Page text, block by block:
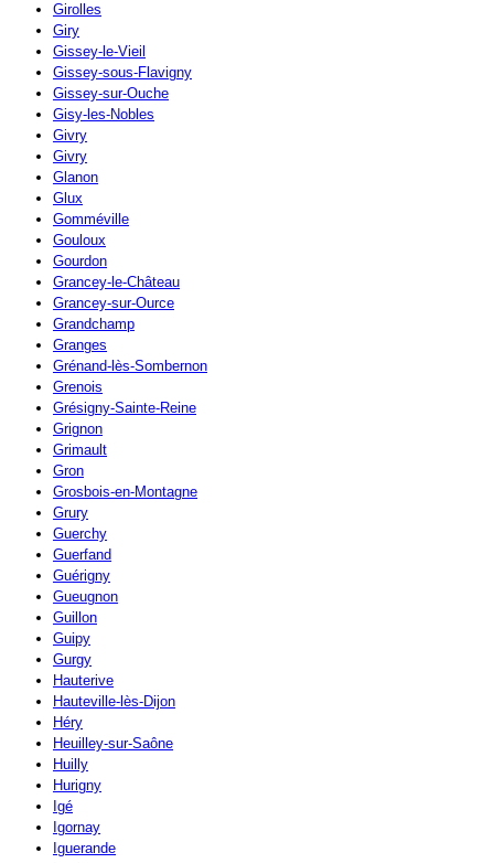
Girolles
Giry
Gissey-le-Vieil
Gissey-sous-Flavigny
Gissey-sur-Ouche
Gisy-les-Nobles
Givry
Givry
Glanon
Glux
Gomméville
Gouloux
Gourdon
Grancey-le-Château
Grancey-sur-Ource
Grandchamp
Granges
Grénand-lès-Sombernon
Grenois
Grésigny-Sainte-Reine
Grignon
Grimault
Gron
Grosbois-en-Montagne
Grury
Guerchy
Guerfand
Guérigny
Gueugnon
Guillon
Guipy
Gurgy
Hauterive
Hauteville-lès-Dijon
Héry
Heuilley-sur-Saône
Huilly
Hurigny
Igé
Igornay
Iguerande